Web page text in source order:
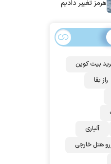
هرمز تغییر دادیم
بیت کوین
راز بقا
آلپاری
هتل خارجی